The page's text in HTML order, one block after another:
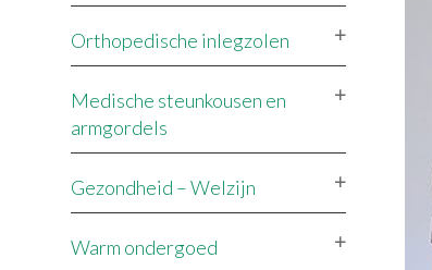
Orthopedische inlegzolen
Medische steunkousen en
armgordels
Gezondheid – Welzijn
Warm ondergoed